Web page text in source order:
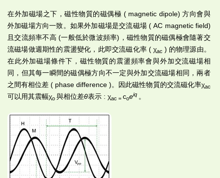
在外加磁場之下，磁性物質的磁偶極 ( magnetic dipole) 方向會與
外加磁場方向一致。如果外加磁場是交流磁場 ( AC magnetic field)
且交流頻率不高 (一般低於微波頻率)，磁性物質的磁偶極會隨著交
流磁場做週期性的震盪變化，此即交流磁化率 ( χac ) 的物理源由。
在此外加磁場條件下，磁性物質的震盪頻率會與外加交流磁場相
同，但其每一瞬間的磁偶極方向不一定與外加交流磁場相同，兩者
之間有相位差 ( phase difference )。因此磁性物質的交流磁化率χac
可以用其震幅χo 與相位差θ表示 : χac = coeiq 。